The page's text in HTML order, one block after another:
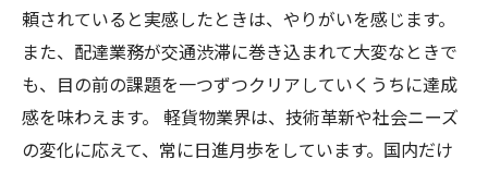
頼されていると実感したときは、やりがいを感じます。
また、配達業務が交通渋滞に巻き込まれて大変なときで
も、目の前の課題を一つずつクリアしていくうちに達成
感を味わえます。 軽貨物業界は、技術革新や社会ニーズ
の変化に応えて、常に日進月歩をしています。国内だけ